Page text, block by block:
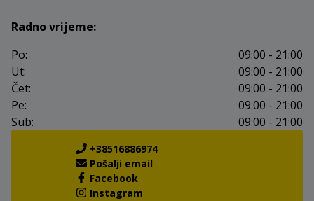
Radno vrijeme:
Po:
09:00 - 21:00
Ut:
09:00 - 21:00
Čet:
09:00 - 21:00
Pe:
09:00 - 21:00
Sub:
09:00 - 21:00
+38516886974
Pošalji email
Facebook
Instagram